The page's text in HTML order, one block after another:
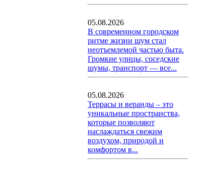
05.08.2026
В современном городском
ритме жизни шум стал
неотъемлемой частью быта.
Громкие улицы, соседские
шумы, транспорт — все...
05.08.2026
Террасы и веранды – это
уникальные пространства,
которые позволяют
наслаждаться свежим
воздухом, природой и
комфортом в...